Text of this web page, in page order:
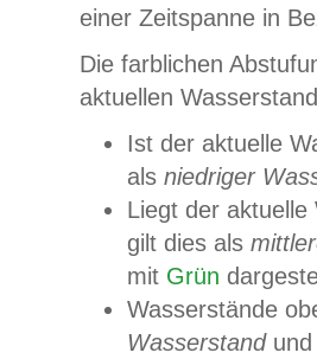
einer Zeitspanne in
Die farblichen
aktuellen
Ist der aktuelle
als niedriger
Liegt der
gilt dies als
mit Grün
Wasserstände
Wasserstandund